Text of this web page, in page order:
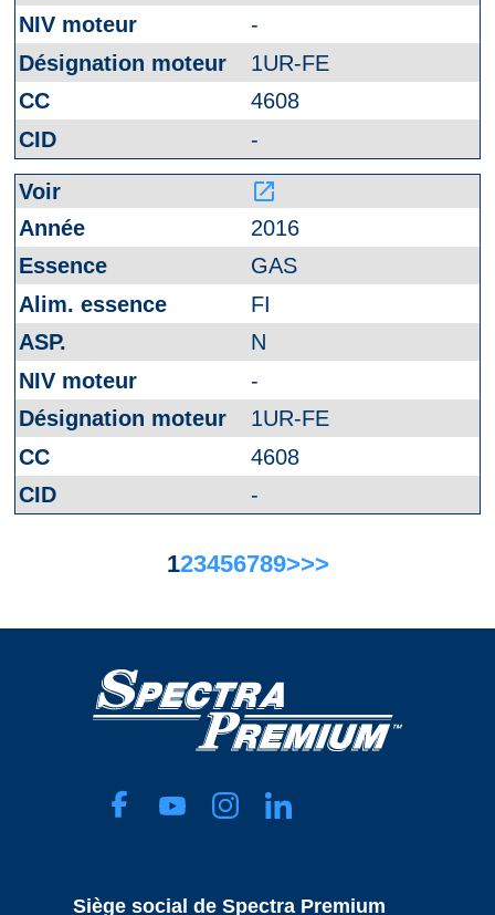
-
1UR-FE
4608
-
launch
2016
GAS
FI
N
-
1UR-FE
4608
-
123456789>>>
Siège social de Spectra Premium